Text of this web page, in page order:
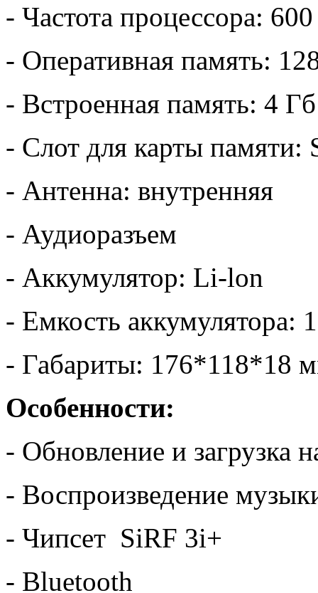
- Частота процессора:
- Оперативная память:
- Встроенная память: 4 Гб
- Слот для карты памяти:
- Антенна: внутренняя
- Аудиоразъем
- Аккумулятор: Li-lon
- Емкость аккумулятора:
- Габариты: 176*118*18
Особенности:
- Обновление и загрузка
- Воспроизведение
- Чипсет SiRF 3i+
- Bluetooth